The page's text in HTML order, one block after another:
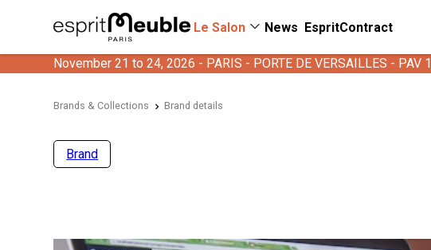
Le Salon News EspritContract
November 21 to 24, 2026 - PARIS - PORTE DE VERSAILLES - PAV 1
Brands & Collections Brand details
Brand